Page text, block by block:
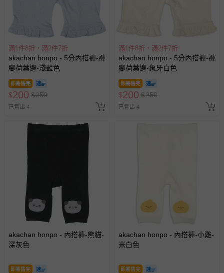
滿1件8折，滿2件7折
akachan honpo - 5分內搭褲-褲
腳荷葉邊-淺藍色
即將售完
$200 $250
已售出 4
滿1件8折，滿2件7折
akachan honpo - 5分內搭褲-褲
腳荷葉邊-象牙白色
即將售完
$200 $250
已售出 4
akachan honpo - 內搭褲-熊貓-
深灰色
即將售完
akachan honpo - 內搭褲-小雞-
米白色
即將售完